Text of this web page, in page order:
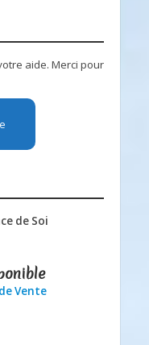
aide. Merci pour
de Soi
Vente